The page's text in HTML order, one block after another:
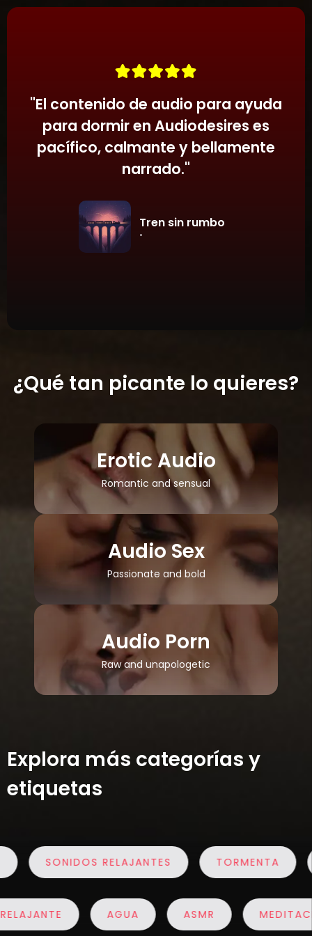
reducir el estrés, despejar la mente y crear la
estrés de la vida diaria. Audiodesires mejora
"El contenido de audio para ayuda
para dormir en Audiodesires es
pacífico, calmante y bellamente
narrado."
Tren sin rumbo
•
¿Qué tan picante lo quieres?
Erotic Audio
Romantic and sensual
Audio Sex
Passionate and bold
Audio Porn
Raw and unapologetic
Explora más categorías y
etiquetas
SONIDOS RELAJANTES TORMENTA
RELAJANTE AGUA ASMR